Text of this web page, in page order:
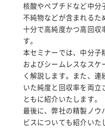
核酸やペプチドなど中分
不純物などが含まれる
十分で高純度かつ高回収
す。
本セミナーでは、中分子
およびシームレスなス
く解説します。また、
いた純度と回収率を両立
ともに紹介いたします。
最後に、弊社の精製ノウ
ビスについても紹介いた